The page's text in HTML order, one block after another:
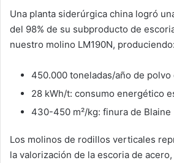
Una planta siderúrgica china logró
del 98% de su subproducto de
nuestro molino LM190N, produciendo:
450.000 toneladas/año de polvo
28 kWh/t: consumo energético
430-450 m²/kg: finura de Blaine
Los molinos de rodillos verticales
la valorización de la escoria de